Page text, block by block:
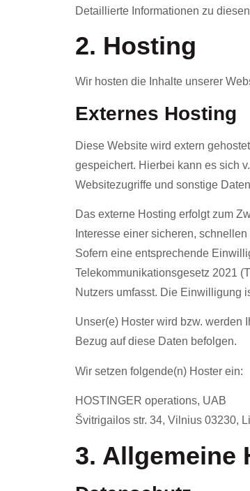
Detaillierte Informationen zu
2. Hosting
Wir hosten die Inhalte unserer
Externes Hosting
Diese Website wird extern
gespeichert. Hierbei kann es sich
Websitezugriffe und sonstige
Das externe Hosting erfolgt zum
Interesse einer sicheren,
Sofern eine entsprechende
Telekommunikationsgesetz 2021
Nutzers umfasst. Die Einwilligung
Unser(e) Hoster wird bzw. werden
Bezug auf diese Daten befolgen.
Wir setzen folgende(n) Hoster ein:
HOSTINGER operations, UAB
Švitrigailos str. 34, Vilnius 03230,
3. Allgemeine